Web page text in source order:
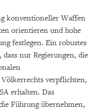
konventioneller Waffen
orientieren und hohe
festlegen. Ein robustes
nur Regierungen, die
verpflichten,
erhalten. Das
Führung übernehmen,